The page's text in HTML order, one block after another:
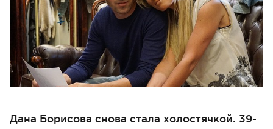
Дана Борисова снова стала холостячкой. 39-